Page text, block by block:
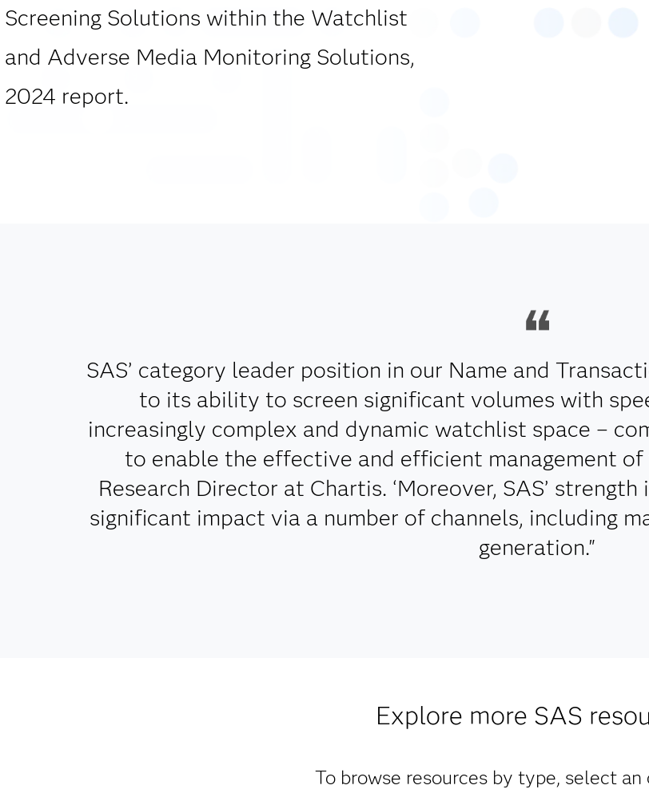
Screening Solutions within the Watchlist
and Adverse Media Monitoring Solutions,
2024 report.
SAS’ category leader position in our Name and
to its ability to screen significant volumes with
increasingly complex and dynamic watchlist space –
to enable the effective and efficient management of
Research Director at Chartis. ‘Moreover, SAS’
significant impact via a number of channels, including
generation."
Explore more SAS
To browse resources by type, select